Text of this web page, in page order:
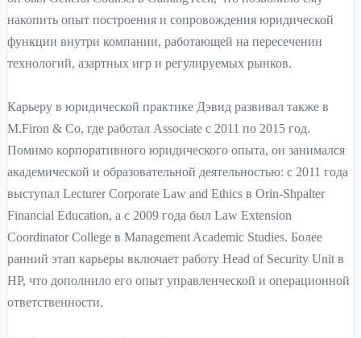
накопить опыт построения и сопровождения юридической
функции внутри компании, работающей на пересечении
технологий, азартных игр и регулируемых рынков.
Карьеру в юридической практике Дэвид развивал также в
M.Firon & Co, где работал Associate с 2011 по 2015 год.
Помимо корпоративного юридического опыта, он занимался
академической и образовательной деятельностью: с 2011 года
выступал Lecturer Corporate Law and Ethics в Orin-Shpalter
Financial Education, а с 2009 года был Law Extension
Coordinator College в Management Academic Studies. Более
ранний этап карьеры включает работу Head of Security Unit в
HP, что дополнило его опыт управленческой и операционной
ответственности.